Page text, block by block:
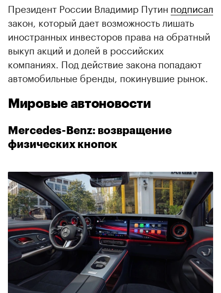
Президент России Владимир Путин подписал
закон, который дает возможность лишать
иностранных инвесторов права на обратный
выкуп акций и долей в российских
компаниях. Под действие закона попадают
автомобильные бренды, покинувшие рынок.
Мировые автоновости
Mercedes-Benz: возвращение
физических кнопок